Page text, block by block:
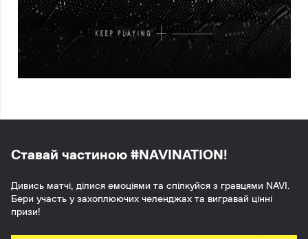
Ставай частиною #NAVINATION!
Дивись матчі, ділися емоціями та спілкуйся з гравцями NAVI.
Бери участь у захоплюючих челенджах та вигравай цінні
призи!